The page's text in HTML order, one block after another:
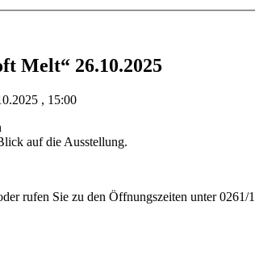
Melt“ 26.10.2025
, 15:00
auf die Ausstellung.
rufen Sie zu den Öffnungszeiten unter